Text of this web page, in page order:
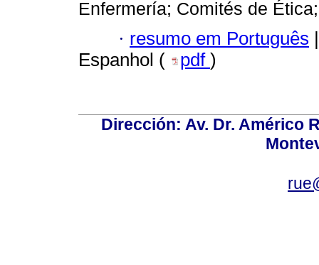
Enfermería; Comités de
· resumo em Português
Espanhol (
pdf )
Dirección: Av. Dr. Américo